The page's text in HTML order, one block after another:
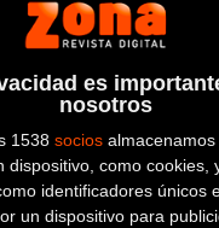
es
nosotros
1538 socios
dispositivo, como cookies,
identificadores únicos
un dispositivo para
de la prueba, un
las bicicletas
jornada.